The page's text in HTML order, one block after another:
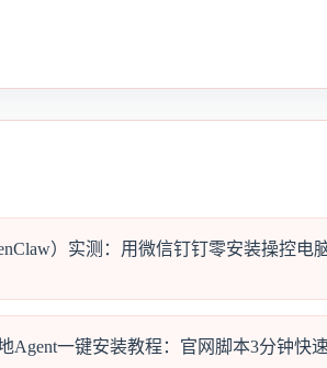
）实测：用微信钉钉零安装操控电
Agent一键安装教程：官网脚本3分钟快